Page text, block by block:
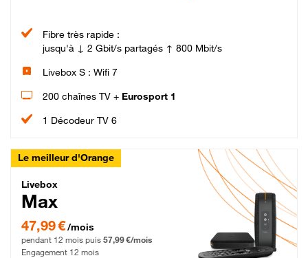
Fibre très rapide :
jusqu'à ↓ 2 Gbit/s partagés ↑ 800 Mbit/s
Livebox S : Wifi 7
200 chaînes TV + Eurosport 1
1 Décodeur TV 6
Le meilleur d'Orange
Livebox Max Fibre
Livebox
Max
47,99 € par mois pendant 12 mois puis 57,99 € par mois, Engagement 12 mois
47,99 €/mois
pendant 12 mois puis 57,99 €/mois
Engagement 12 mois